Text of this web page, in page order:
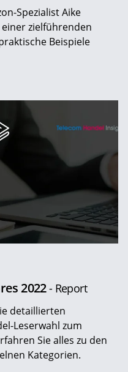
Spezialist Aike
zielführenden
Beispiele
2022- Report
detaillierten
Leserwahl zum
Sie alles zu den
Kategorien.